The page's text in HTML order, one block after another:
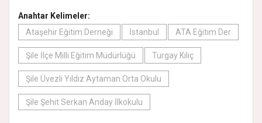
Anahtar Kelimeler:
Ataşehir Eğitim Derneği
İstanbul ATA Eğitim Der
Şile İlçe Milli Eğitim Müdürlüğü Turgay Kılıç
Şile Üvezli Yıldız Aytaman Orta Okulu
Şile Şehit Serkan Anday İlkokulu